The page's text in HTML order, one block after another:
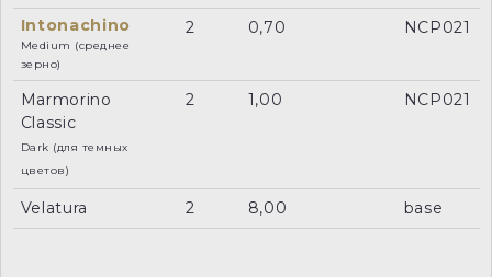
Intonachino
Medium (среднее
зерно)
2 0,70 NCP021
Marmorino
Classic
Dark (для темных
цветов)
2 1,00 NCP021
Velatura 2 8,00 base